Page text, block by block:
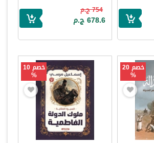
754 ج.م
678.6 ج.م
خصم 20
%
خصم 10
%